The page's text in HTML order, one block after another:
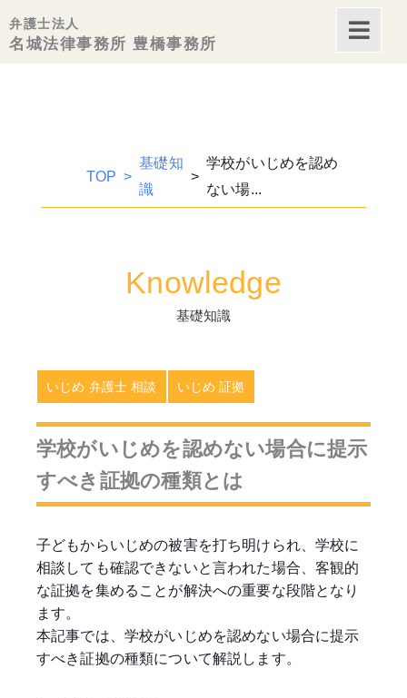
容
弁護士法人
名城法律事務所 豊橋事務所
TOP
基礎知
識
学校がいじめを認め
ない場...
Knowledge
基礎知識
いじめ 弁護士 相談 いじめ 証拠
学校がいじめを認めない場合に提示
すべき証拠の種類とは
子どもからいじめの被害を打ち明けられ、学校に
相談しても確認できないと言われた場合、客観的
な証拠を集めることが解決への重要な段階となり
ます。
本記事では、学校がいじめを認めない場合に提示
すべき証拠の種類について解説します。